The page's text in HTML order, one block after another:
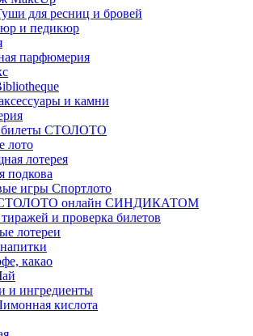
для ресниц и бровей
и педикюр
парфюмерия
и камни
билеты СТОЛОТО
лото
лотерея
подкова
игры Спортлото
онлайн СИНДИКАТОМ
и проверка билетов
лотереи
какао
и ингредиенты
кислота